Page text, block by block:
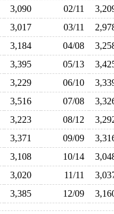
3,090 02/11
3,017 03/11
3,184 04/08
3,395 05/13
3,229 06/10
3,516 07/08
3,223 08/12
3,371 09/09
3,108 10/14
3,020 11/11
3,385 12/09